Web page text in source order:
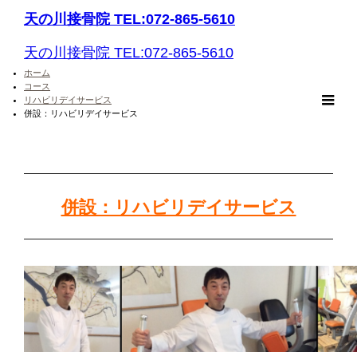
天の川接骨院 TEL:072-865-5610
天の川接骨院 TEL:072-865-5610
ホーム
コース
リハビリデイサービス
併設：リハビリデイサービス
併設：リハビリデイサービス